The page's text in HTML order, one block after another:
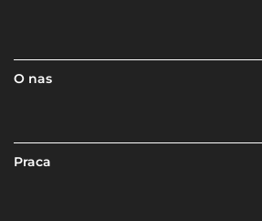
O nas
Praca